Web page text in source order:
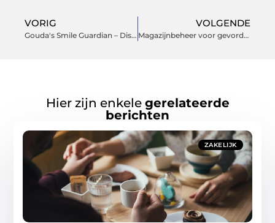
VORIG
Gouda's Smile Guardian – Discover Tandarts Gouda
VOLGENDE
Magazijnbeheer voor gevorderden: veiligheid en efficiënti
Hier zijn enkele gerelateerde
berichten
ZAKELIJK